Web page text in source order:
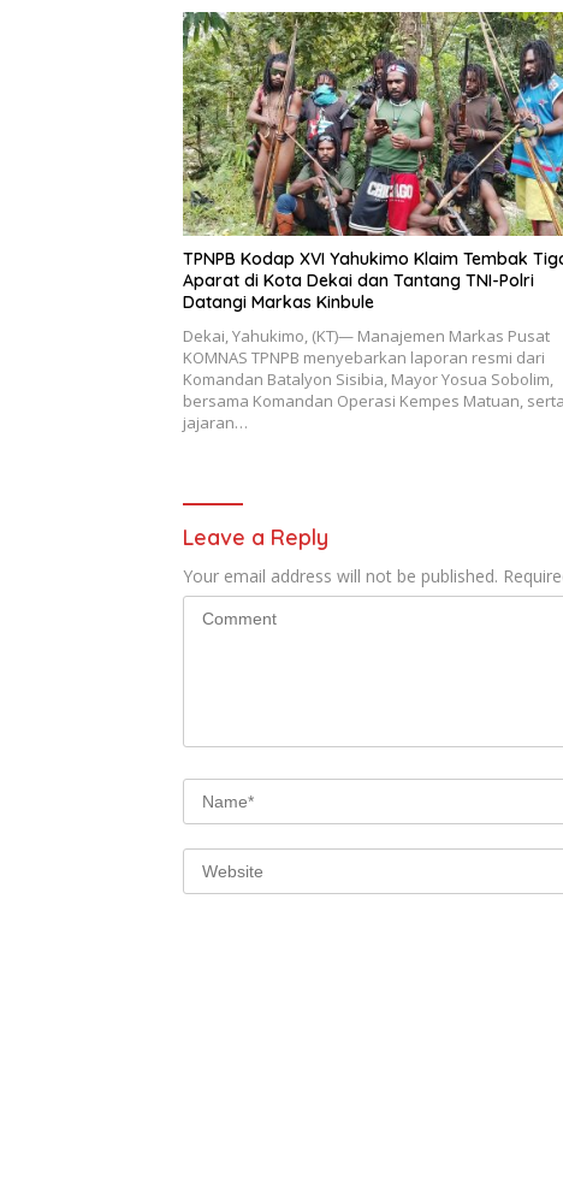
TPNPB Kodap XVI Yahukimo Klaim Tembak
Aparat di Kota Dekai dan Tantang TNI-Polri
Datangi Markas Kinbule
Dekai, Yahukimo, (KT)— Manajemen Markas Pusat
KOMNAS TPNPB menyebarkan laporan resmi dari
Komandan Batalyon Sisibia, Mayor Yosua Sobolim,
bersama Komandan Operasi Kempes Matuan, serta
jajaran…
Leave a Reply
Your email address will not be published.